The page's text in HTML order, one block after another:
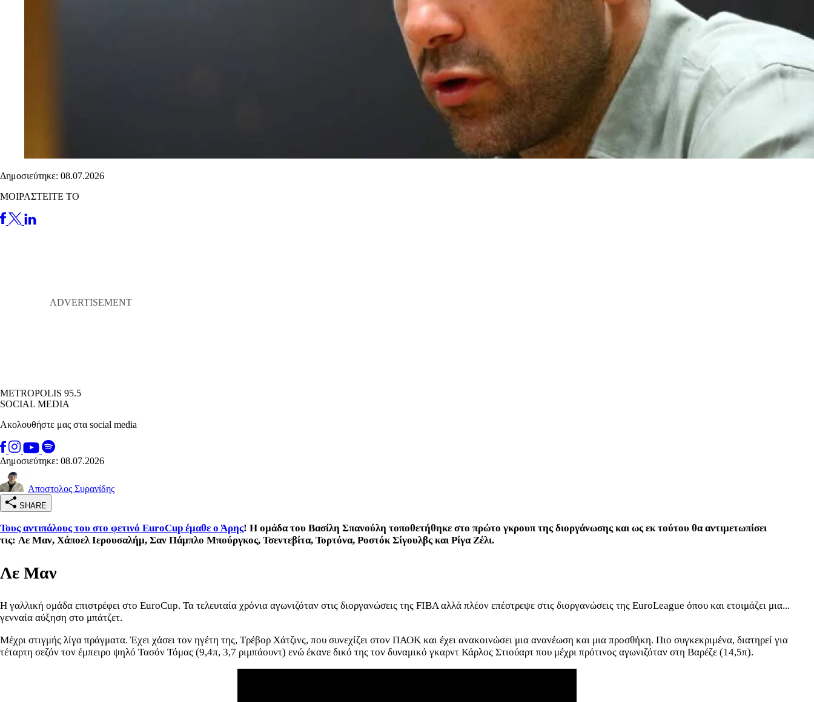
Δημοσιεύτηκε: 08.07.2026
ΜΟΙΡΑΣΤΕΙΤΕ ΤΟ
METROPOLIS 95.5
SOCIAL MEDIA
Ακολουθήστε μας στα social media
Δημοσιεύτηκε: 08.07.2026
Αποστολος Συρανίδης
SHARE
Τους αντιπάλους του στο φετινό EuroCup έμαθε ο Άρης! Η ομάδα του Βασίλη Σπανούλη τοποθετήθηκε στο πρώτο γκρουπ της διοργάνωσης και ως εκ τούτου θα αντιμετωπίσει
τις: Λε Μαν, Χάποελ Ιερουσαλήμ, Σαν Πάμπλο Μπούργκος, Τσεντεβίτα, Τορτόνα, Ροστόκ Σίγουλβς και Ρίγα Ζέλι.
Λε Μαν
Η γαλλική ομάδα επιστρέφει στο EuroCup. Τα τελευταία χρόνια αγωνιζόταν στις διοργανώσεις της FIBA αλλά πλέον επέστρεψε στις διοργανώσεις της EuroLeague όπου και ετοιμάζει μια...
γενναία αύξηση στο μπάτζετ.
Μέχρι στιγμής λίγα πράγματα. Έχει χάσει τον ηγέτη της, Τρέβορ Χάτζινς, που συνεχίζει στον ΠΑΟΚ και έχει ανακοινώσει μια ανανέωση και μια προσθήκη. Πιο συγκεκριμένα, διατηρεί για
τέταρτη σεζόν τον έμπειρο ψηλό Τασόν Τόμας (9,4π, 3,7 ριμπάουντ) ενώ έκανε δικό της τον δυναμικό γκαρντ Κάρλος Στιούαρτ που μέχρι πρότινος αγωνιζόταν στη Βαρέζε (14,5π).